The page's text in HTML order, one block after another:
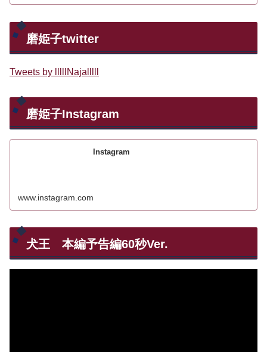
磨姫子twitter
Tweets by lllllNajalllll
磨姫子Instagram
Instagram
www.instagram.com
犬王 本編予告編60秒Ver.